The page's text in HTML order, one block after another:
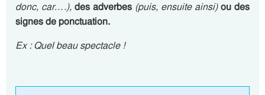
donc, car….), des adverbes (puis, ensuite ainsi)ou des
signes de ponctuation.
Ex : Quel beau spectacle !